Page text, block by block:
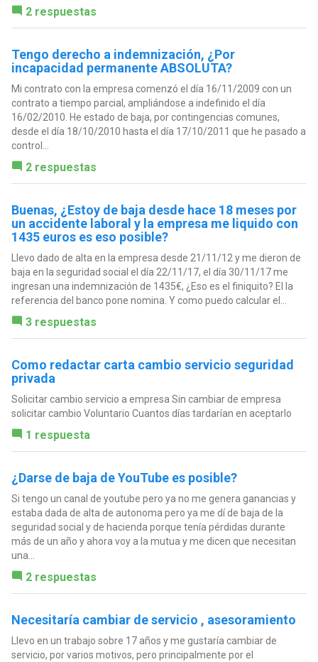
2 respuestas
Tengo derecho a indemnización, ¿Por
incapacidad permanente ABSOLUTA?
Mi contrato con la empresa comenzó el día 16/11/2009 con un
contrato a tiempo parcial, ampliándose a indefinido el día
16/02/2010. He estado de baja, por contingencias comunes,
desde el día 18/10/2010 hasta el día 17/10/2011 que he pasado a
control...
2 respuestas
Buenas, ¿Estoy de baja desde hace 18 meses por
un accidente laboral y la empresa me liquido con
1435 euros es eso posible?
Llevo dado de alta en la empresa desde 21/11/12 y me dieron de
baja en la seguridad social el día 22/11/17, el día 30/11/17 me
ingresan una indemnización de 1435€, ¿Eso es el finiquito? El la
referencia del banco pone nomina. Y como puedo calcular el...
3 respuestas
Como redactar carta cambio servicio seguridad
privada
Solicitar cambio servicio a empresa Sin cambiar de empresa
solicitar cambio Voluntario Cuantos días tardarían en aceptarlo
1 respuesta
¿Darse de baja de YouTube es posible?
Si tengo un canal de youtube pero ya no me genera ganancias y
estaba dada de alta de autonoma pero ya me dí de baja de la
seguridad social y de hacienda porque tenía pérdidas durante
más de un año y ahora voy a la mutua y me dicen que necesitan
una...
2 respuestas
Necesitaría cambiar de servicio , asesoramiento
Llevo en un trabajo sobre 17 años y me gustaría cambiar de
servicio, por varios motivos, pero principalmente por el